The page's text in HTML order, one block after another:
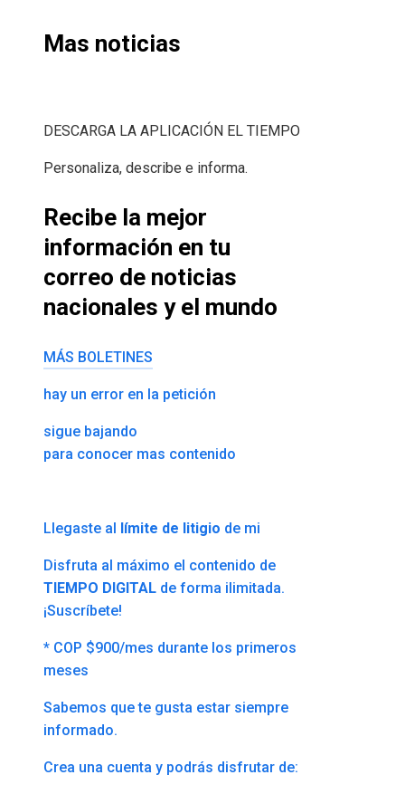
Mas noticias
DESCARGA LA APLICACIÓN EL TIEMPO
Personaliza, describe e informa.
Recibe la mejor
información en tu
correo de noticias
nacionales y el mundo
MÁS BOLETINES
hay un error en la petición
sigue bajando
para conocer mas contenido
Llegaste al límite de litigio de mi
Disfruta al máximo el contenido de
TIEMPO DIGITAL de forma ilimitada.
¡Suscríbete!
* COP $900/mes durante los primeros
meses
Sabemos que te gusta estar siempre
informado.
Crea una cuenta y podrás disfrutar de: